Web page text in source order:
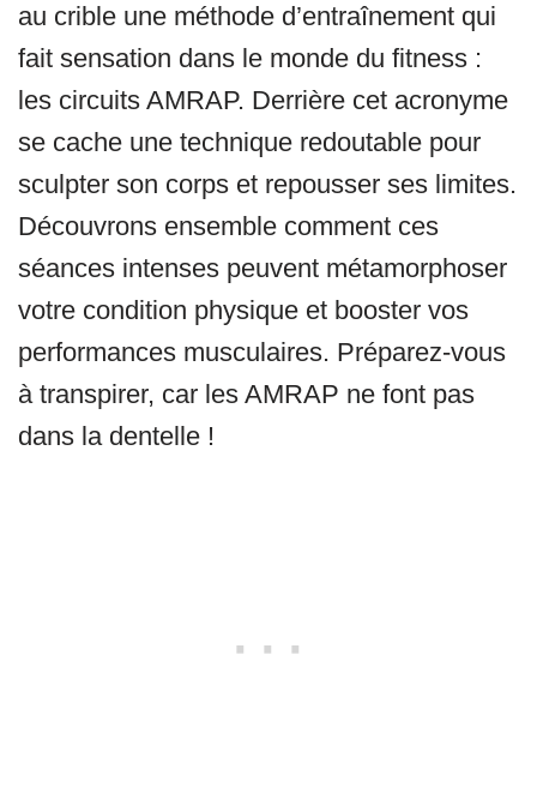
au crible une méthode d’entraînement qui
fait sensation dans le monde du fitness :
les circuits AMRAP. Derrière cet acronyme
se cache une technique redoutable pour
sculpter son corps et repousser ses limites.
Découvrons ensemble comment ces
séances intenses peuvent métamorphoser
votre condition physique et booster vos
performances musculaires. Préparez-vous
à transpirer, car les AMRAP ne font pas
dans la dentelle !